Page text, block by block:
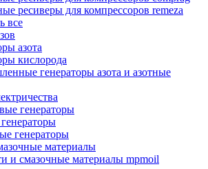
ресиверы для компрессоров remeza
все
азота
кислорода
генераторы азота и азотные
генераторы
генераторы
материалы
и смазочные материалы mpmoil